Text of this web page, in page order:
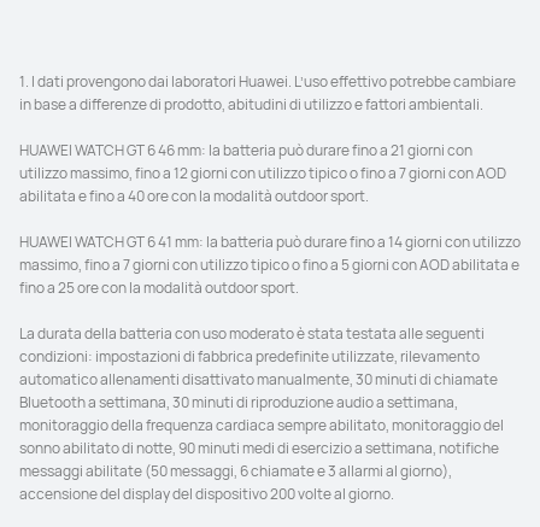
1. I dati provengono dai laboratori Huawei. L’uso effettivo potrebbe cambiare
in base a differenze di prodotto, abitudini di utilizzo e fattori ambientali.
HUAWEI WATCH GT 6 46 mm: la batteria può durare fino a 21 giorni con
utilizzo massimo, fino a 12 giorni con utilizzo tipico o fino a 7 giorni con AOD
abilitata e fino a 40 ore con la modalità outdoor sport.
HUAWEI WATCH GT 6 41 mm: la batteria può durare fino a 14 giorni con utilizzo
massimo, fino a 7 giorni con utilizzo tipico o fino a 5 giorni con AOD abilitata e
fino a 25 ore con la modalità outdoor sport.
La durata della batteria con uso moderato è stata testata alle seguenti
condizioni: impostazioni di fabbrica predefinite utilizzate, rilevamento
automatico allenamenti disattivato manualmente, 30 minuti di chiamate
Bluetooth a settimana, 30 minuti di riproduzione audio a settimana,
monitoraggio della frequenza cardiaca sempre abilitato, monitoraggio del
sonno abilitato di notte, 90 minuti medi di esercizio a settimana, notifiche
messaggi abilitate (50 messaggi, 6 chiamate e 3 allarmi al giorno),
accensione del display del dispositivo 200 volte al giorno.